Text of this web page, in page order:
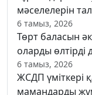
мәселелерін
6 тамыз, 2026
Төрт баласын
оларды өлтірді
6 тамыз, 2026
ЖСДП үміткері
мамандарды